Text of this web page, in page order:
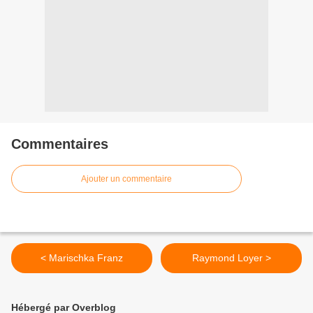
Commentaires
Ajouter un commentaire
< Marischka Franz Raymond Loyer >
Hébergé par Overblog